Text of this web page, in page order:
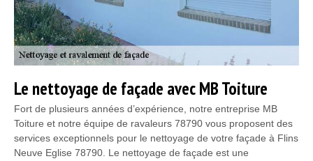
Le nettoyage de façade avec MB Toiture
Fort de plusieurs années d’expérience, notre entreprise MB
Toiture et notre équipe de ravaleurs 78790 vous proposent des
services exceptionnels pour le nettoyage de votre façade à Flins
Neuve Eglise 78790. Le nettoyage de façade est une